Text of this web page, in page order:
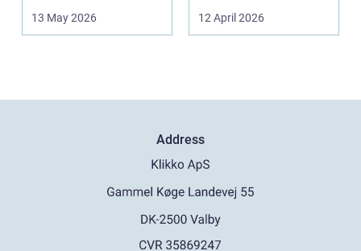
godt bur gi...
13 May 2026
belægningen en helt
centra...
12 April 2026
Address